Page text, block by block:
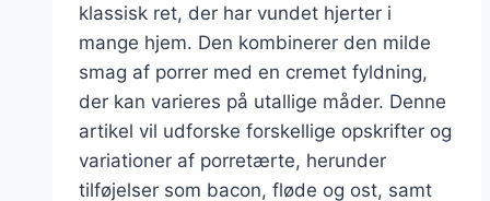
klassisk ret, der har vundet hjerter i
mange hjem. Den kombinerer den milde
smag af porrer med en cremet fyldning,
der kan varieres på utallige måder. Denne
artikel vil udforske forskellige opskrifter og
variationer af porretærte, herunder
tilføjelser som bacon, fløde og ost, samt